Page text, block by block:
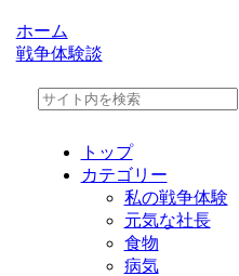
ホーム
戦争体験談
トップ
カテゴリー
私の戦争体験
元気な社長
食物
病気